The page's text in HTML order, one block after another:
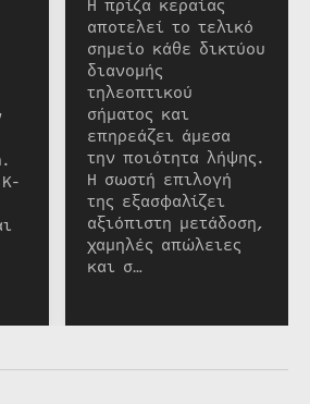
Η πρίζα κεραίας
αποτελεί το τελικό
σημείο κάθε δικτύου
διανομής
τηλεοπτικού
σήματος και
επηρεάζει άμεσα
την ποιότητα λήψης.
Η σωστή επιλογή
της εξασφαλίζει
αξιόπιστη μετάδοση,
χαμηλές απώλειες
και σ…